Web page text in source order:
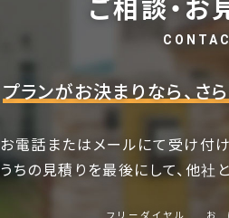
ご相談・お
プランがお決まりなら、さ
お電話またはメールにて受け付け
うちの見積りを最後にして、他社